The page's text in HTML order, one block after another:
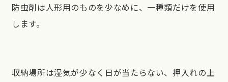
防虫剤は人形用のものを少なめに、一種類だけを使用
します。
収納場所は湿気が少なく日が当たらない、押入れの上